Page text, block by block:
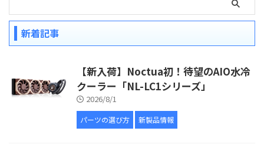
新着記事
【新入荷】Noctua初！待望のAIO水冷
クーラー「NL-LC1シリーズ」
2026/8/1
パーツの選び方 新製品情報